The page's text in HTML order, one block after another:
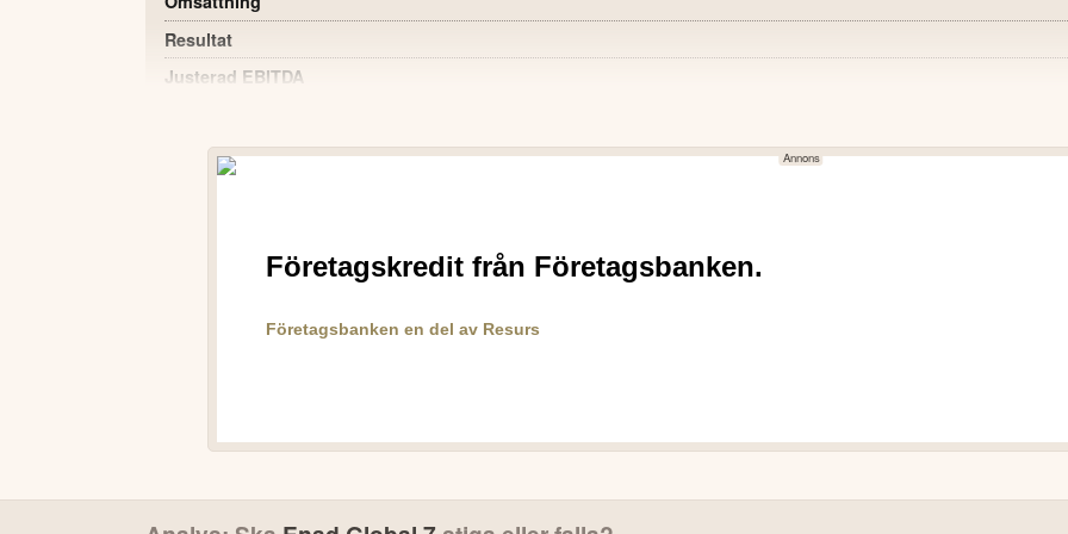
Resultat
Justerad EBITDA
Kassaflöde från den löpande verksamheten
Resultat efter skatt vände till positivt 20,8 MSEK jämfört med -18,5 MSEK
Stark pipeline av kommande spel- och innehållslanseringar under året.
Nettoomsättningen
Justerad EBITDA
Petrol och Piranha
Kassaflödet totalt för